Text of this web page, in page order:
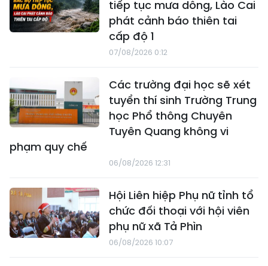
tiếp tục mưa dông, Lào Cai
phát cảnh báo thiên tai
cấp độ 1
07/08/2026 0:12
Các trường đại học sẽ xét
tuyển thí sinh Trường Trung
học Phổ thông Chuyên
Tuyên Quang không vi
phạm quy chế
06/08/2026 12:31
Hội Liên hiệp Phụ nữ tỉnh tổ
chức đối thoại với hội viên
phụ nữ xã Tả Phìn
06/08/2026 10:07